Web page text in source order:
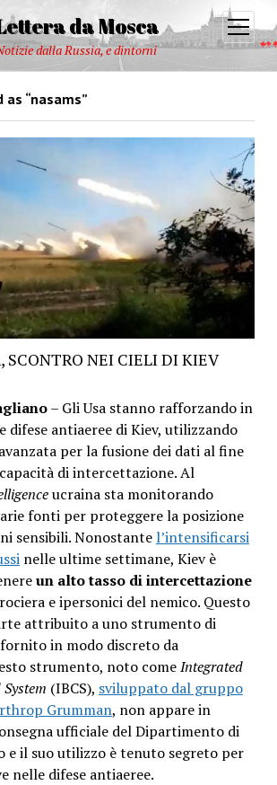
da Mosca
dalla Russia, e dintorni
open
menu
“nasams”
SCONTRO NEI CIELI DI KIEV
– Gli Usa stanno rafforzando in
difese antiaeree di Kiev, utilizzando
per la fusione dei dati al fine
di intercettazione. Al
ucraina sta monitorando
fonti per proteggere la posizione
sensibili. Nonostante l’intensificarsi
nelle ultime settimane, Kiev è
un alto tasso di intercettazione
e ipersonici del nemico. Questo
attribuito a uno strumento di
in modo discreto da
strumento, noto comeIntegrated
(IBCS), sviluppato dal gruppo
Grumman, non appare in
ufficiale del Dipartimento di
e il suo utilizzo è tenuto segreto per
nelle difese antiaeree.